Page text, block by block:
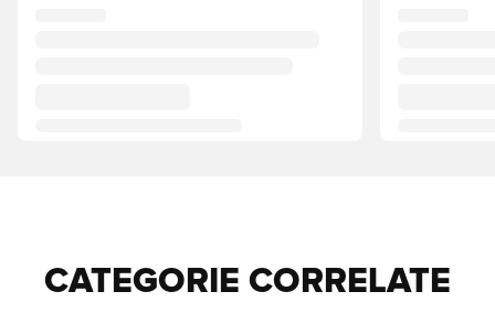
CATEGORIE CORRELATE